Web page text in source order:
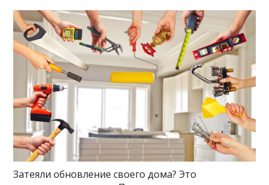
Затеяли обновление своего дома? Это